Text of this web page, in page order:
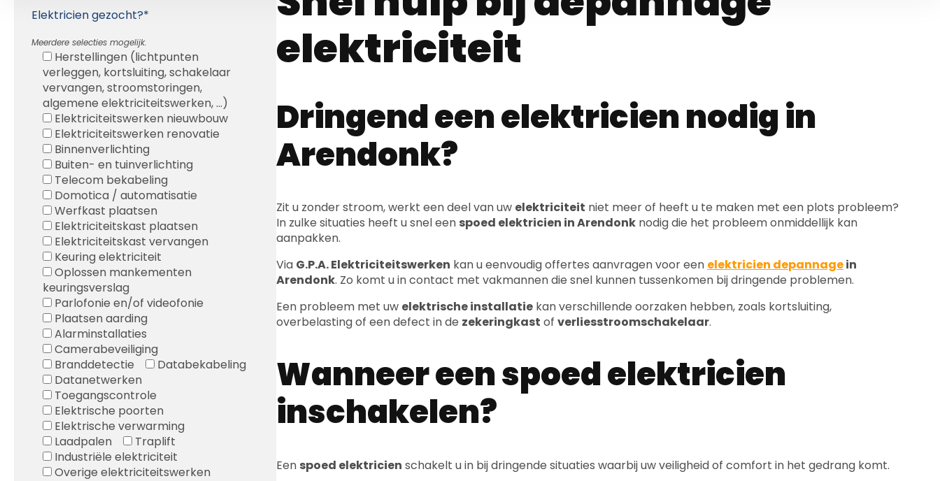
Elektricien gezocht?*
Meerdere selecties mogelijk.
Herstellingen (lichtpunten
verleggen, kortsluiting, schakelaar
vervangen, stroomstoringen,
algemene elektriciteitswerken, ...)
Elektriciteitswerken nieuwbouw
Elektriciteitswerken renovatie
Binnenverlichting
Buiten- en tuinverlichting
Telecom bekabeling
Domotica / automatisatie
Werfkast plaatsen
Elektriciteitskast plaatsen
Elektriciteitskast vervangen
Keuring elektriciteit
Oplossen mankementen
keuringsverslag
Parlofonie en/of videofonie
Plaatsen aarding
Alarminstallaties
Camerabeveiliging
Branddetectie
Databekabeling
Datanetwerken
Toegangscontrole
Elektrische poorten
Elektrische verwarming
Laadpalen
Traplift
Industriële elektriciteit
Overige elektriciteitswerken
elektriciteit
Dringend een elektricien nodig in
Arendonk?
Zit u zonder stroom, werkt een deel van uw elektriciteit niet meer of heeft u te maken met een plots probleem?
In zulke situaties heeft u snel een spoed elektricien in Arendonk nodig die het probleem onmiddellijk kan
aanpakken.
Via G.P.A. Elektriciteitswerken kan u eenvoudig offertes aanvragen voor een elektricien depannagein
Arendonk. Zo komt u in contact met vakmannen die snel kunnen tussenkomen bij dringende problemen.
Een probleem met uw elektrische installatie kan verschillende oorzaken hebben, zoals kortsluiting,
overbelasting of een defect in de zekeringkast ofverliesstroomschakelaar.
Wanneer een spoed elektricien
inschakelen?
Een spoed elektricien schakelt u in bij dringende situaties waarbij uw veiligheid of comfort in het gedrang komt.